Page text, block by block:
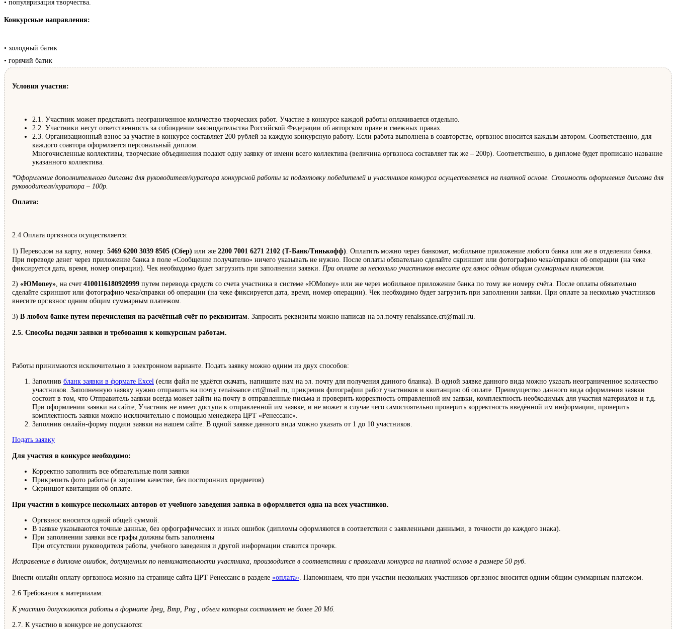
• популяризация творчества.
Конкурсные направления:
• холодный батик
• горячий батик
Условия участия:
2.1. Участник может представить неограниченное количество творческих работ. Участие в конкурсе каждой работы оплачивается отдельно.
2.2. Участники несут ответственность за соблюдение законодательства Российской Федерации об авторском праве и смежных правах.
2.3. Организационный взнос за участие в конкурсе составляет 200 рублей за каждую конкурсную работу. Если работа выполнена в соавторстве, оргвзнос вносится каждым автором. Соответственно, для
каждого соавтора оформляется персональный диплом.
Многочисленные коллективы, творческие объединения подают одну заявку от имени всего коллектива (величина оргвзноса составляет так же – 200р). Соответственно, в дипломе будет прописано название
указанного коллектива.
*Оформление дополнительного диплома для руководителя/куратора конкурсной работы за подготовку победителей и участников конкурса осуществляется на платной основе. Стоимость оформления диплома для
руководителя/куратора – 100р.
Оплата:
2.4 Оплата оргвзноса осуществляется:
1) Переводом на карту, номер: 5469 6200 3039 8505 (Сбер) или же 2200 7001 6271 2102 (Т-Банк/Тинькофф) . Оплатить можно через банкомат, мобильное приложение любого банка или же в отделении банка.
При переводе денег через приложение банка в поле «Сообщение получателю» ничего указывать не нужно. После оплаты обязательно сделайте скриншот или фотографию чека/справки об операции (на чеке
фиксируется дата, время, номер операции). Чек необходимо будет загрузить при заполнении заявки. При оплате за несколько участников внесите орг.взнос одним общим суммарным платежом.
2) «ЮMoney» , на счет 4100116180920999 путем перевода средств со счета участника в системе «ЮMoney» или же через мобильное приложение банка по тому же номеру счёта. После оплаты обязательно
сделайте скриншот или фотографию чека/справки об операции (на чеке фиксируется дата, время, номер операции). Чек необходимо будет загрузить при заполнении заявки. При оплате за несколько участников
внесите орг.взнос одним общим суммарным платежом.
3) В любом банке путем перечисления на расчётный счёт по реквизитам. Запросить реквизиты можно написав на эл.почту renaissance.crt@mail.ru.
2.5. Способы подачи заявки и требования к конкурсным работам.
Работы принимаются исключительно в электронном варианте. Подать заявку можно одним из двух способов:
Заполнив бланк заявки в формате Excel (если файл не удаётся скачать, напишите нам на эл. почту для получения данного бланка). В одной заявке данного вида можно указать неограниченное количество
участников. Заполненную заявку нужно отправить на почту renaissance.crt@mail.ru, прикрепив фотографии работ участников и квитанцию об оплате. Преимущество данного вида оформления заявки
состоит в том, что Отправитель заявки всегда может зайти на почту в отправленные письма и проверить корректность отправленной им заявки, комплектность необходимых для участия материалов и т.д.
При оформлении заявки на сайте, Участник не имеет доступа к отправленной им заявке, и не может в случае чего самостоятельно проверить корректность введённой им информации, проверить
комплектность заявки можно исключительно с помощью менеджера ЦРТ «Ренессанс».
Заполнив онлайн-форму подачи заявки на нашем сайте. В одной заявке данного вида можно указать от 1 до 10 участников.
Подать заявку
Для участия в конкурсе необходимо:
Корректно заполнить все обязательные поля заявки
Прикрепить фото работы (в хорошем качестве, без посторонних предметов)
Скриншот квитанции об оплате.
При участии в конкурсе нескольких авторов от учебного заведения заявка в оформляется одна на всех участников.
Оргвзнос вносится одной общей суммой.
В заявке указываются точные данные, без орфографических и иных ошибок (дипломы оформляются в соответствии с заявленными данными, в точности до каждого знака).
При заполнении заявки все графы должны быть заполнены
При отсутствии руководителя работы, учебного заведения и другой информации ставится прочерк.
Исправление в дипломе ошибок, допущенных по невнимательности участника, производится в соответствии с правилами конкурса на платной основе в размере 50 руб.
Внести онлайн оплату оргвзноса можно на странице сайта ЦРТ Ренессанс в разделе «оплата» . Напоминаем, что при участии нескольких участников орг.взнос вносится одним общим суммарным платежом.
2.6 Требования к материалам:
К участию допускаются работы в формате Jpeg, Bmp, Png , объем которых составляет не более 20 Мб.
2.7. К участию в конкурсе не допускаются: